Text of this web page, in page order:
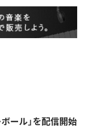
ール」を配信開始